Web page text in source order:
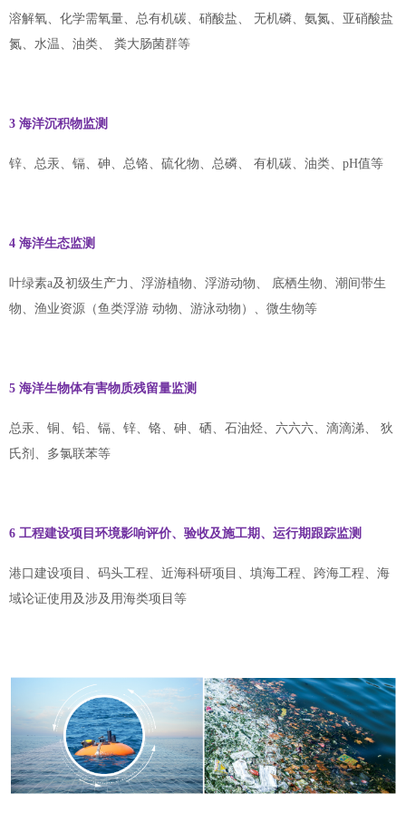
溶解氧、化学需氧量、总有机碳、硝酸盐、 无机磷、氨氮、亚硝酸盐
氮、水温、油类、 粪大肠菌群等
3 海洋沉积物监测
锌、总汞、镉、砷、总铬、硫化物、总磷、 有机碳、油类、pH值等
4 海洋生态监测
叶绿素a及初级生产力、浮游植物、浮游动物、 底栖生物、潮间带生
物、渔业资源（鱼类浮游 动物、游泳动物）、微生物等
5 海洋生物体有害物质残留量监测
总汞、铜、铅、镉、锌、铬、砷、硒、石油烃、六六六、滴滴涕、 狄
氏剂、多氯联苯等
6 工程建设项目环境影响评价、验收及施工期、运行期跟踪监测
港口建设项目、码头工程、近海科研项目、填海工程、跨海工程、海
域论证使用及涉及用海类项目等